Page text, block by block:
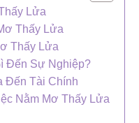
Lửa
Thấy Lửa
Thấy Lửa
Đến Sự Nghiệp?
Đến Tài Chính
Nằm Mơ Thấy Lửa